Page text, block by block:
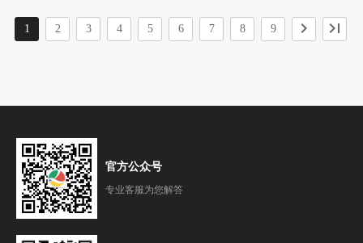
1 2 3 4 5 6 7 8 9 chevron_right last_page
官方公众号
专业客服为您解答